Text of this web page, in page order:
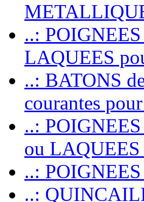
..:
LAQUEES
..: BATONS
courantes
..:
ou
..:
..: